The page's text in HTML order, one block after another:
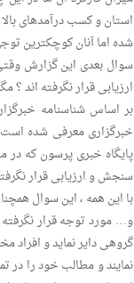
استان و کسب درآمدهای
شده اما آنان کوچکترین
سوال بعدی این گزارش
ارزیابی قرار نگرفته اند
بر اساس شناسنامه
خبرگزاری معرفی شده
پایگاه خبری پرسون که
سنجش و ارزیابی قرار
با این همه ، این سوال
و… مورد توجه قرار
گروهی دایر نماید و افراد
نمایند و مطالب خود را در